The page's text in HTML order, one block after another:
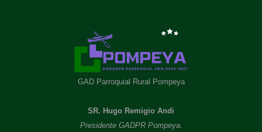
GAD Parroquial Rural Pompeya
SR. Hugo Remigio Andi
Presidente GADPR Pompeya.